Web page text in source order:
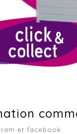
et facebook.